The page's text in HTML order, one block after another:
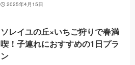
2025年4月15日
ソレイユの丘×いちご狩りで春満
喫！子連れにおすすめの1日プラ
ン